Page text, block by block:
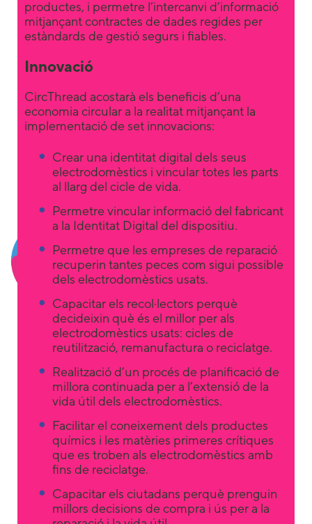
productes, i permetre l’intercanvi d’informació
mitjançant contractes de dades regides per
estàndards de gestió segurs i fiables.
Innovació
CircThread acostarà els beneficis d’una
economia circular a la realitat mitjançant la
implementació de set innovacions:
Crear una identitat digital dels seus
electrodomèstics i vincular totes les parts
al llarg del cicle de vida.
Permetre vincular informació del fabricant
a la Identitat Digital del dispositiu.
Permetre que les empreses de reparació
recuperin tantes peces com sigui possible
dels electrodomèstics usats.
Capacitar els recol·lectors perquè
decideixin què és el millor per als
electrodomèstics usats: cicles de
reutilització, remanufactura o reciclatge.
Realització d’un procés de planificació de
millora continuada per a l’extensió de la
vida útil dels electrodomèstics.
Facilitar el coneixement dels productes
químics i les matèries primeres crítiques
que es troben als electrodomèstics amb
fins de reciclatge.
Capacitar els ciutadans perquè prenguin
millors decisions de compra i ús per a la
Marketing
By sharing
you visit our
site, you
increase the
seeing
personalized
content and
offers.